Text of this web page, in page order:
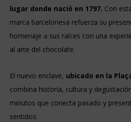
lugar donde nació en 1797. Con
marca barcelonesa refuerza su
homenaje a sus raíces con una
al arte del chocolate.
El nuevo enclave, ubicado en la
combina historia, cultura y
minutos que conecta pasado y
sentidos.